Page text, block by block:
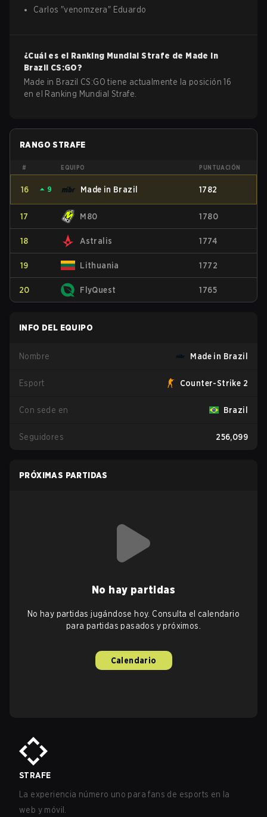
Carlos "venomzera" Eduardo
¿Cuál es el Ranking Mundial Strafe de Made in
Brazil CS:GO?
Made in Brazil CS:GO tiene actualmente la posición 16
en el Ranking Mundial Strafe.
RANGO STRAFE
# EQUIPO PUNTUACIÓN
16 ⏶ 9 Made in Brazil 1782
17 M80 1780
18 Astralis 1774
19 Lithuania 1772
20 FlyQuest 1765
INFO DEL EQUIPO
Nombre Made in Brazil
Esport Counter-Strike 2
Con sede en Brazil
Seguidores 256,099
PRÓXIMAS PARTIDAS
No hay partidas
No hay partidas jugándose hoy. Consulta el calendario
para partidas pasados y próximos.
Calendario
STRAFE
La experiencia número uno para fans de esports en la
web y móvil.